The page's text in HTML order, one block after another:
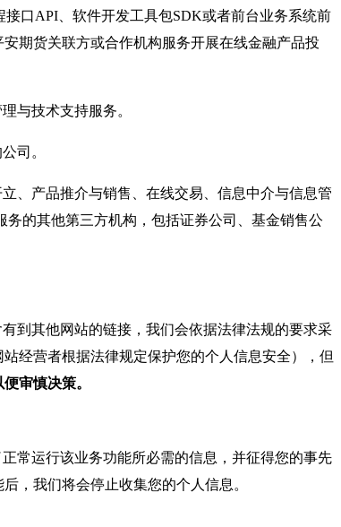
口API、软件开发工具包SDK或者前台业务系统前
期货关联方或合作机构服务开展在线金融产品投
与技术支持服务。
司。
、产品推介与销售、在线交易、信息中介与信息管
的其他第三方机构，包括证券公司、基金销售公
到其他网站的链接，我们会依据法律法规的要求采
经营者根据法律规定保护您的个人信息安全），但
审慎决策。
常运行该业务功能所必需的信息，并征得您的事先
，我们将会停止收集您的个人信息。